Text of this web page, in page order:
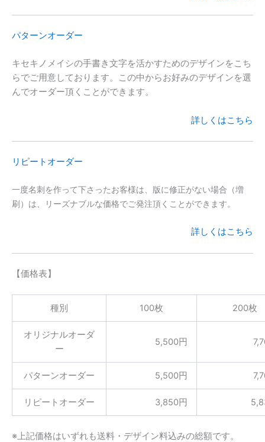
パターンオーダー
キセキノメイシの手書き文字を活かすためのデザインをこち
らでご用意しております。この中からお好みのデザインを選
んでオーダー頂くことができます。
詳しくはこちら
リピートオーダー
一度名刺を作って下さったお客様は、版に修正がない場合（増
刷）は、リーズナブルな価格でご発注頂くことができます。
詳しくはこちら
【価格表】
種別 100枚 200枚
オリジナルオーダ
ー
5,500円
パターンオーダー 5,500円
リピートオーダー 3,850円
※上記価格はいずれも送料・デザイン料込みの総額です。